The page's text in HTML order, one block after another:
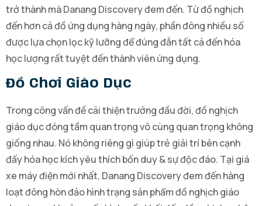
trở thành mà Danang Discovery đem đến. Từ đồ nghịch
đến hơn cả đồ ứng dụng hàng ngày, phần đông nhiều số
được lựa chọn lọc kỹ lưỡng để đúng đắn tất cả đến hóa
học lượng rất tuyệt đến thành viên ứng dụng.
Đồ Chơi Giáo Dục
Trong công vấn đề cải thiện trưởng đầu đời, đồ nghịch
giáo dục đóng tầm quan trọng vô cùng quan trọng không
giống nhau. Nó không riêng gì giúp trẻ giải trí bên cạnh
đấy hóa học kích yêu thích bốn duy & sự độc đáo. Tại giá
xe máy điện mới nhất, Danang Discovery đem đến hàng
loạt đông hòn đảo hình trạng sản phẩm đồ nghịch giáo